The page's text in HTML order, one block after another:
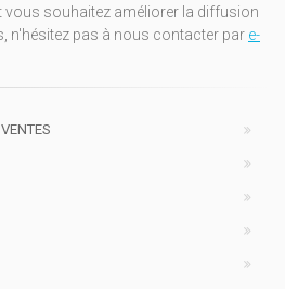
vous souhaitez améliorer la diffusion
n'hésitez pas à nous contacter par e-